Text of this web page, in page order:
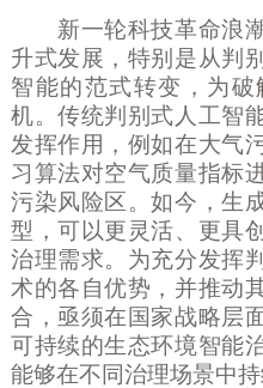
新一轮科技革命浪潮
升式发展，特别是从判
智能的范式转变，为
机。传统判别式人工智
发挥作用，例如在大气
习算法对空气质量指标
污染风险区。如今，生
型，可以更灵活、更具
治理需求。为充分发挥
术的各自优势，并推动
合，亟须在国家战略层
可持续的生态环境智能
能够在不同治理场景中持